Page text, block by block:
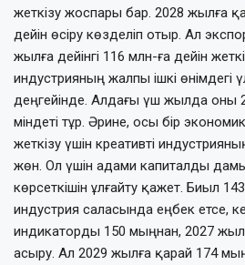
жеткізу жоспары бар. 2028 жылға
дейін өсіру көзделіп отыр. Ал
жылға дейінгі 116 млн-ға дейін
индустрияның жалпы ішкі өнімдегі
деңгейінде. Алдағы үш жылда оны 2
міндеті тұр. Әрине, осы бір
жеткізу үшін креа­тивті
жөн. Ол үшін адами капиталды
көрсеткішін ұлғайту қа­жет. Биыл
индус­трия саласында еңбек етсе,
индикаторды 150 мыңнан, 2027
асыру. Ал 2029 жылға қа­рай 174